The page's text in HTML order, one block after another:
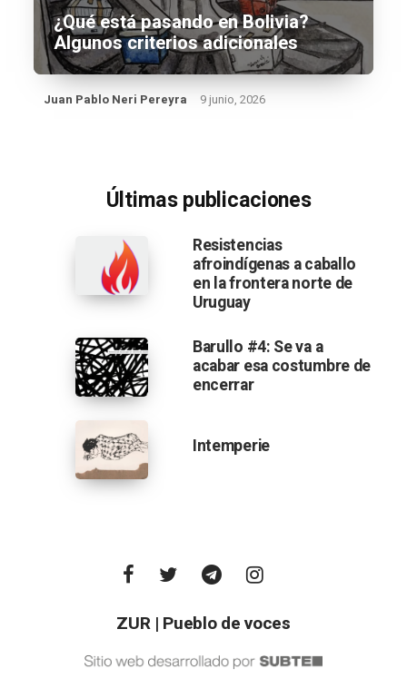
¿Qué está pasando en Bolivia?
Algunos criterios adicionales
Juan Pablo Neri Pereyra 9 junio, 2026
Últimas publicaciones
Resistencias
afroindígenas a caballo
en la frontera norte de
Uruguay
Barullo #4: Se va a
acabar esa costumbre de
encerrar
Intemperie
ZUR | Pueblo de voces